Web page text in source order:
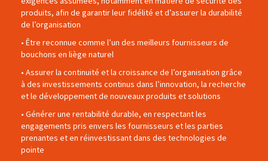
produits, afin de garantir leur fidélité et d’assurer la durabilité
de l’organisation
• Être reconnue comme l’un des meilleurs fournisseurs de
bouchons en liège naturel
• Assurer la continuité et la croissance de l’organisation grâce
à des investissements continus dans l’innovation, la recherche
et le développement de nouveaux produits et solutions
• Générer une rentabilité durable, en respectant les
engagements pris envers les fournisseurs et les parties
prenantes et en réinvestissant dans des technologies de
pointe